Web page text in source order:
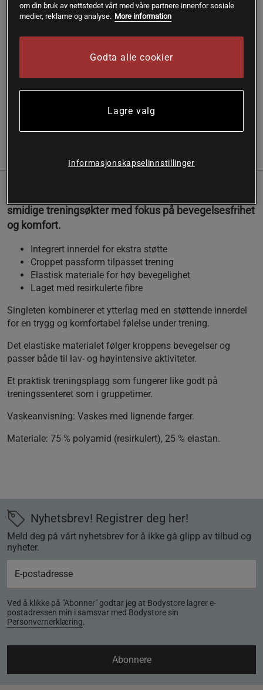
!
Slutt på lager. Motta en mail så snart produktet finnes på
SKU #10005277_PK116R | EAN7321465911926
En funksjonell treningssinglet med integrert støtte som
kombinerer stil og ytelse.
smidige treningsøkter med fokus på bevegelsesfrihet
og komfort.
Integrert innerdel for ekstra støtte
Croppet passform tilpasset trening
Elastisk materiale for høy bevegelighet
Laget med resirkulerte fibre
Singleten kombinerer et ytterlag med en støttende innerdel
for en trygg og komfortabel følelse under trening.
Det elastiske materialet følger kroppens bevegelser og
passer både til lav- og høyintensive aktiviteter.
Et praktisk treningsplagg som fungerer like godt på
treningssenteret som i gruppetimer.
Vaskeanvisning: Vaskes med lignende farger.
Materiale: 75 % polyamid (resirkulert), 25 % elastan.
Nyhetsbrev! Registrer deg her!
Meld deg på vårt nyhetsbrev for å ikke gå glipp av tilbud og
nyheter.
Ved å klikke på "Abonner" godtar jeg at Bodystore lagrer e-
postadressen min i samsvar med Bodystore sin
Personvernerklæring.
Abonnere
om din bruk av nettstedet vårt med våre partnere innenfor sosiale
medier, reklame og analyse. More information
Godta alle cookier
Lagre valg
Informasjonskapselinnstillinger